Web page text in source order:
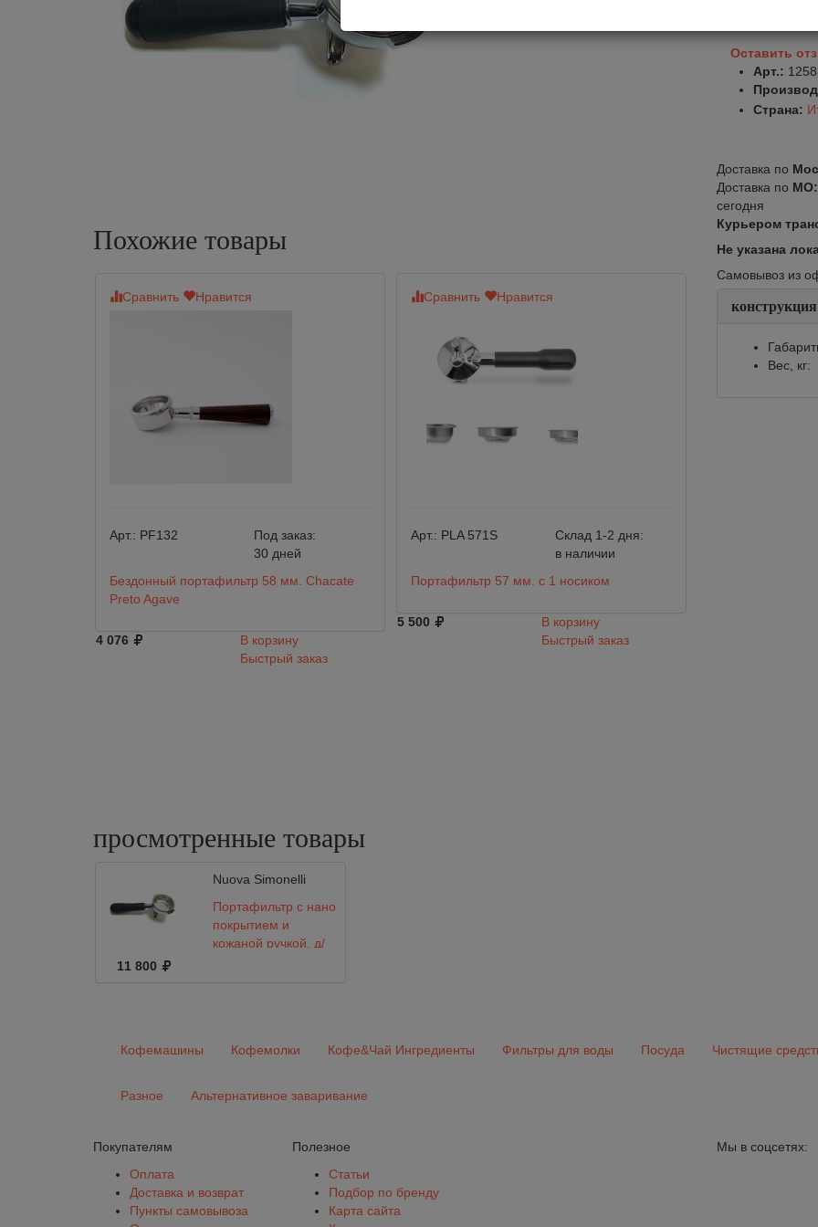
Похожие товары
Сравнить Нравится
Арт.: PF132
Под заказ:
30 дней
Бездонный портафильтр 58 мм. Chacate
Preto Agave
4 076
В корзину
Быстрый заказ
Сравнить Нравится
Арт.: PLA 571S
Склад 1-2 дня:
в наличии
Портафильтр 57 мм. с 1 носиком
5 500
В корзину
Быстрый заказ
Нет в наличии
Оставить
Арт.:
Страна:
Доставка по
Доставка по МО:
сегодня
Курьером
Не указана
Самовывоз из
конструкция
Вес, кг:
просмотренные товары
Nuova Simonelli
Портафильтр с нано
покрытием и
кожаной ручкой, д/
11 800
Кофемашины Кофемолки Кофе&Чай Ингредиенты Фильтры для воды Посуда Чистящие
Разное Альтернативное заваривание
Покупателям
Оплата
Доставка и возврат
Пункты самовывоза
Полезное
Статьи
Подбор по бренду
Карта сайта
Мы в соцсетях: